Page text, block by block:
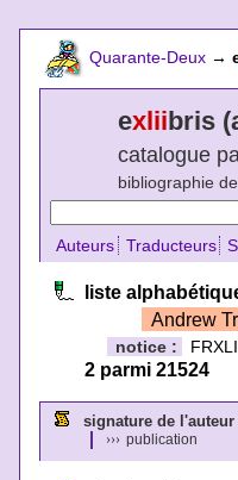
Quarante-Deux →
exliibris
catalogue
bibliographie
Auteurs Traducteurs
liste
Andrew
notice :
2 parmi 21524
signature de l'auteur
››› publication